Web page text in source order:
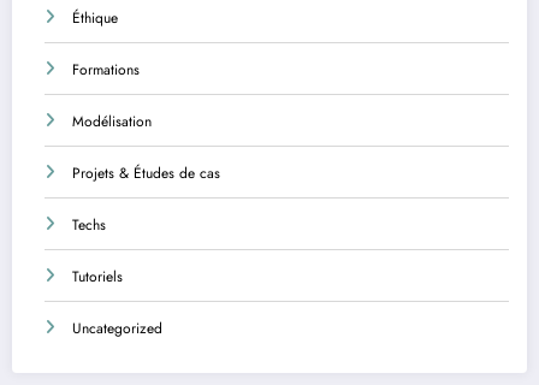
Éthique
Formations
Modélisation
Projets & Études de cas
Techs
Tutoriels
Uncategorized